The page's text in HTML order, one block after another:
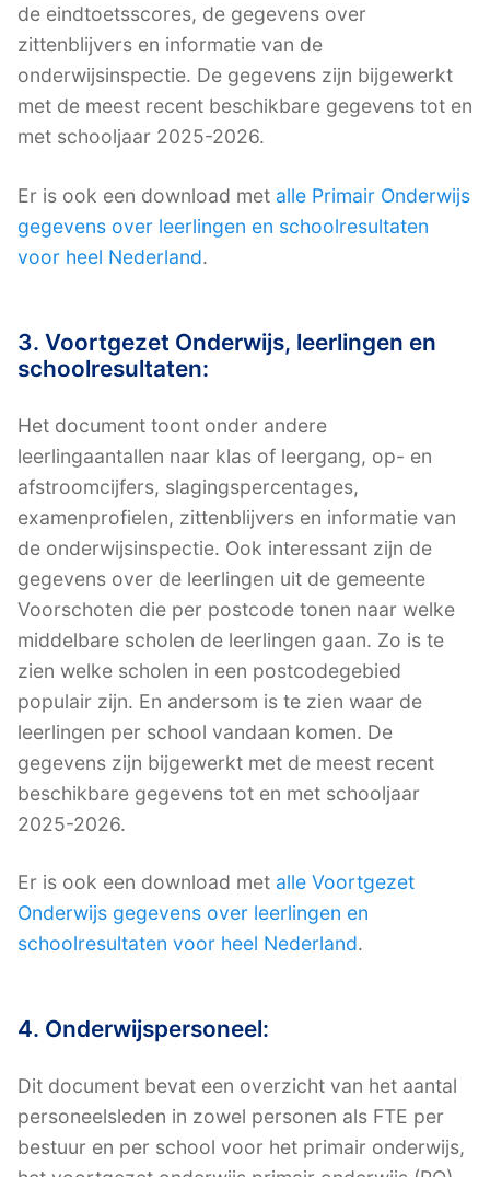
de eindtoetsscores, de gegevens over
zittenblijvers en informatie van de
onderwijsinspectie. De gegevens zijn bijgewerkt
met de meest recent beschikbare gegevens tot en
met schooljaar 2025-2026.
Er is ook een download met alle Primair Onderwijs
gegevens over leerlingen en schoolresultaten
voor heel Nederland.
3. Voortgezet Onderwijs, leerlingen en
schoolresultaten:
Het document toont onder andere
leerlingaantallen naar klas of leergang, op- en
afstroomcijfers, slagingspercentages,
examenprofielen, zittenblijvers en informatie van
de onderwijsinspectie. Ook interessant zijn de
gegevens over de leerlingen uit de gemeente
Voorschoten die per postcode tonen naar welke
middelbare scholen de leerlingen gaan. Zo is te
zien welke scholen in een postcodegebied
populair zijn. En andersom is te zien waar de
leerlingen per school vandaan komen. De
gegevens zijn bijgewerkt met de meest recent
beschikbare gegevens tot en met schooljaar
2025-2026.
Er is ook een download met alle Voortgezet
Onderwijs gegevens over leerlingen en
schoolresultaten voor heel Nederland.
4. Onderwijspersoneel:
Dit document bevat een overzicht van het aantal
personeelsleden in zowel personen als FTE per
bestuur en per school voor het primair onderwijs,